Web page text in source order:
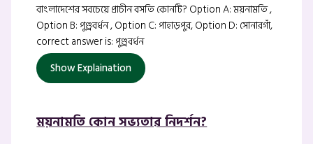
বাংলাদেশের সবচেয়ে প্রাচীন বসতি কোনটি? Option A: ময়নামতি ,
Option B: পুণ্ড্রবর্ধন , Option C: পাহাড়পুর, Option D: সোনারগাঁ,
correct answer is: পুণ্ড্রবর্ধন
Show Explaination
ময়নামতি কোন সভ্যতার নিদর্শন?